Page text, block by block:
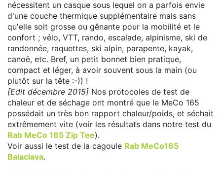
nécessitent un casque sous lequel on a parfois envie
d'une couche thermique supplémentaire mais sans
qu'elle soit grosse ou gênante pour la mobilité et le
confort ; vélo, VTT, rando, escalade, alpinisme, ski de
randonnée, raquettes, ski alpin, parapente, kayak,
canoë, etc. Bref, un petit bonnet bien pratique,
compact et léger, à avoir souvent sous la main (ou
plutôt sur la tête :-)) !
[Edit décembre 2015] Nos protocoles de test de
chaleur et de séchage ont montré que le MeCo 165
possédait un très bon rapport chaleur/poids, et séchait
extrêmement vite (voir les résultats dans notre test du
Rab MeCo 165 Zip Tee).
Voir aussi le test de la cagoule Rab MeCo165
Balaclava.